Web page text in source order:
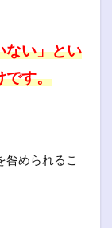
ない」とい
です。
咎められるこ